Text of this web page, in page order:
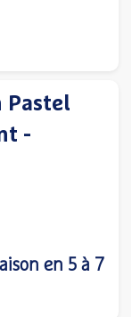
Pastel
-
en 5 à 7